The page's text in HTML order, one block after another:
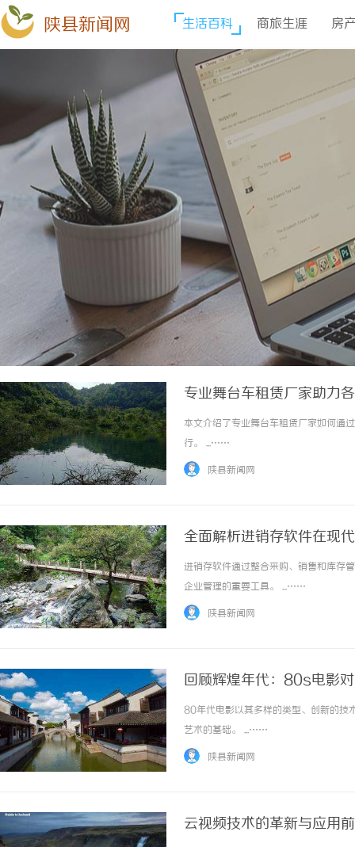
陕县新闻网 生活百科 商旅生涯 房
专业舞台车租赁厂家助力
本文介绍了专业舞台车租赁厂家如何通
行。 ...……
陕县新闻网
全面解析进销存软件在现
进销存软件通过整合采购、销售和库存
企业管理的重要工具。 ...……
陕县新闻网
回顾辉煌年代：80s电影
80年代电影以其多样的类型、创新的技
艺术的基础。 ...……
陕县新闻网
云视频技术的革新与应用